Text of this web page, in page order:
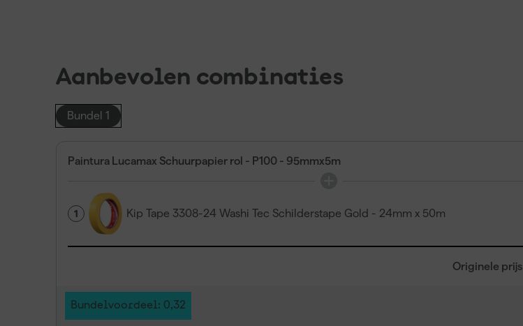
Aanbevolen combinaties
Bundel 1
Paintura Lucamax Schuurpapier rol - P100 - 95mmx5m
1 Kip Tape 3308-24 Washi Tec Schilderstape Gold - 24mm x 50m
Originele prijs
Bundelvoordeel: 0,32